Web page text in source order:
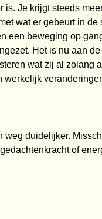
Je krijgt steeds
wat er gebeurt in
een beweging op
Het is nu aan
wat zij al zolang
weg duidelijker.
of